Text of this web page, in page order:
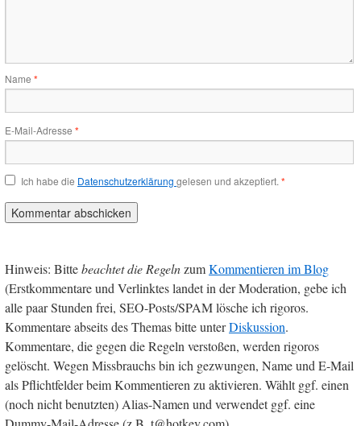
Name *
E-Mail-Adresse *
Ich habe die Datenschutzerklärung gelesen und akzeptiert. *
Hinweis: Bittebeachtet die RegelnzumKommentieren im Blog
(Erstkommentare und Verlinktes landet in der Moderation, gebe ich
alle paar Stunden frei, SEO-Posts/SPAM lösche ich rigoros.
Kommentare abseits des Themas bitte unterDiskussion.
Kommentare, die gegen die Regeln verstoßen, werden rigoros
gelöscht. Wegen Missbrauchs bin ich gezwungen, Name und E-Mail
als Pflichtfelder beim Kommentieren zu aktivieren. Wählt ggf. einen
(noch nicht benutzten) Alias-Namen und verwendet ggf. eine